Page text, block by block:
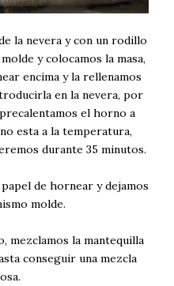
la nevera y con un rodillo
y colocamos la masa,
encima y la rellenamos
en la nevera, por
el horno a
esta a la temperatura,
durante 35 minutos.
de hornear y dejamos
molde.
mezclamos la mantequilla
conseguir una mezcla